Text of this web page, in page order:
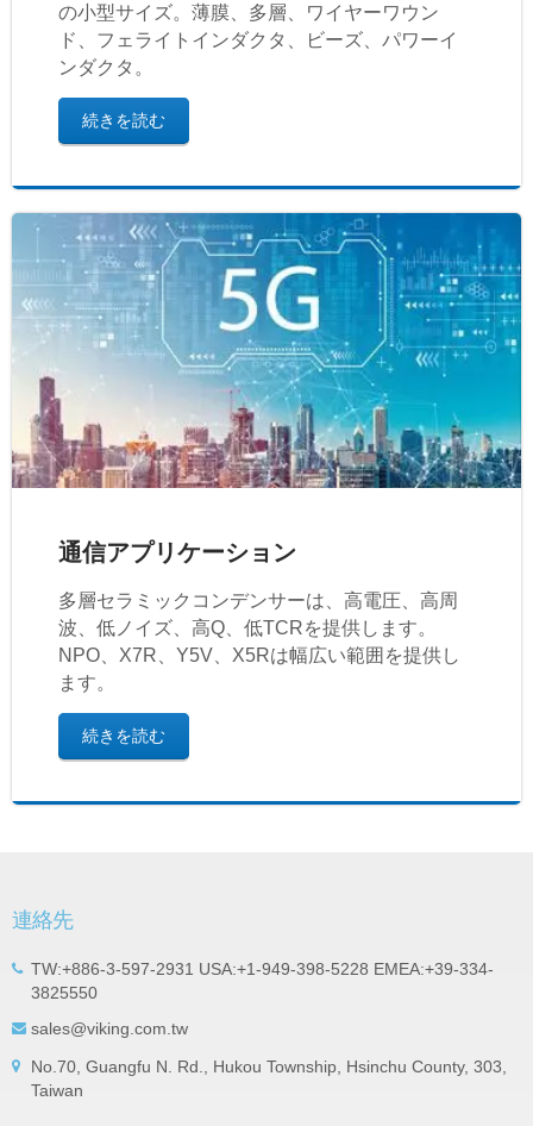
の小型サイズ。薄膜、多層、ワイヤーワウン
ド、フェライトインダクタ、ビーズ、パワーイ
ンダクタ。
続きを読む
通信アプリケーション
多層セラミックコンデンサーは、高電圧、高周
波、低ノイズ、高Q、低TCRを提供します。
NPO、X7R、Y5V、X5Rは幅広い範囲を提供し
ます。
続きを読む
連絡先
TW:+886-3-597-2931 USA:+1-949-398-5228 EMEA:+39-334-
3825550
sales@viking.com.tw
No.70, Guangfu N. Rd., Hukou Township, Hsinchu County, 303,
Taiwan